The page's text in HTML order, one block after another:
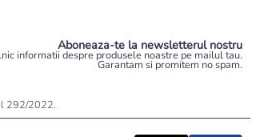
Aboneaza-te la newsletterul nostru
informatii despre produsele noastre pe mailul tau.
Garantam si promitem no spam.
292/2022.